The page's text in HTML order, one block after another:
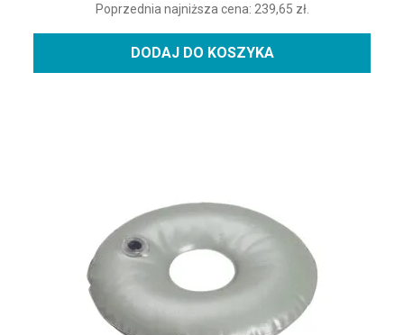
Poprzednia najniższa cena: 239,65 zł.
DODAJ DO KOSZYKA